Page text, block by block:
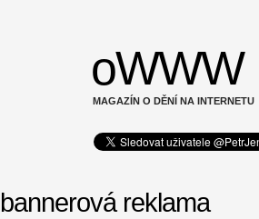
oWWW
MAGAZÍN O DĚNÍ NA INTERNETU
bannerová reklama